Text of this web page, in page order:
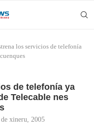
los servicios de telefonía
de telefonía ya
Telecable nes
de xineru, 2005